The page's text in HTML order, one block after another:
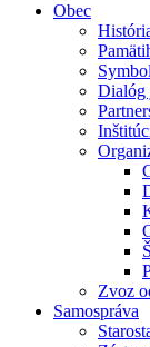
Obec
Dialóg
Zvoz
Samospráva